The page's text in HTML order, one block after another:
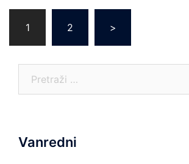
pagination
1 2 >
Vanredni